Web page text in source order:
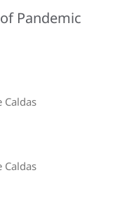
Pandemic
Caldas
Caldas